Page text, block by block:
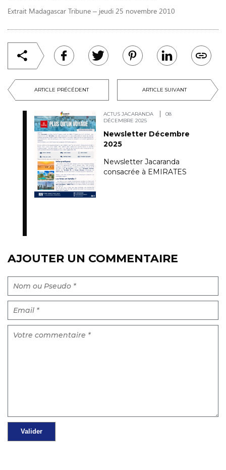
ARTICLE PRÉCÉDENT ARTICLE SUIVANT
ACTUS JACARANDA
08
DÉCEMBRE 2025
Newsletter Décembre
2025
Newsletter Jacaranda
consacrée à EMIRATES
Extrait Madagascar Tribune – jeudi 25 novembre 2010
AJOUTER UN COMMENTAIRE